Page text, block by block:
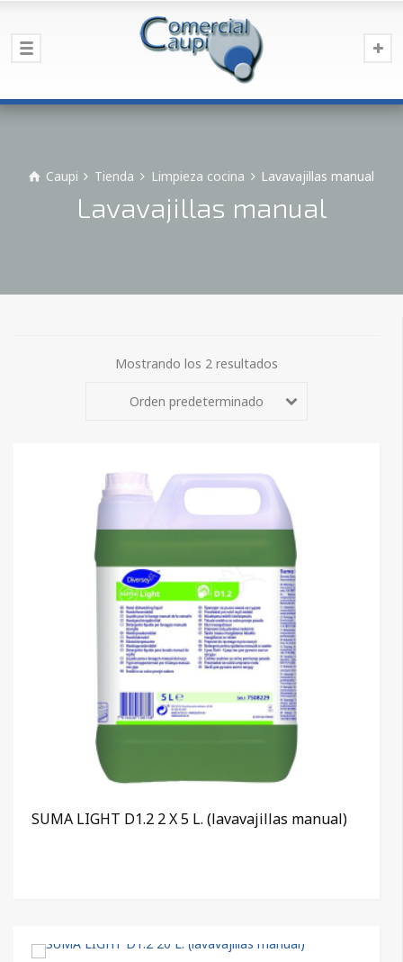
Caupi Tienda Limpieza cocina Lavavajillas manual
Lavavajillas manual
Mostrando los 2 resultados
Orden predeterminado
SUMA LIGHT D1.2 2 X 5 L. (lavavajillas manual)